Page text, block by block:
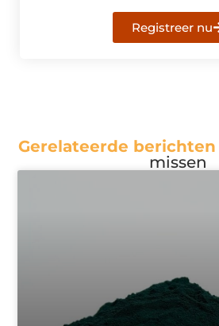
Registreer nu
Gerelateerde berichten
missen